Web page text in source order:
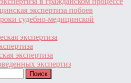
экспертиза побоев
судебно-медицинской
экспертиза
экспертиза
экспертиз